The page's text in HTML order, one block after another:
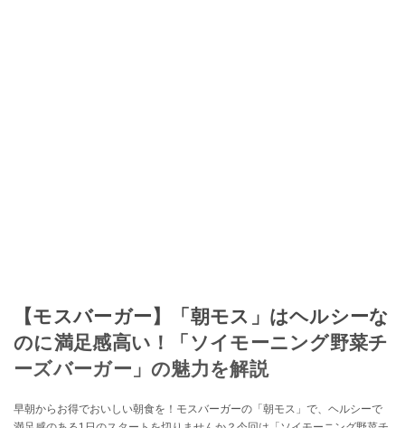
【モスバーガー】「朝モス」はヘルシーな
のに満足感高い！「ソイモーニング野菜チ
ーズバーガー」の魅力を解説
早朝からお得でおいしい朝食を！モスバーガーの「朝モス」で、ヘルシーで